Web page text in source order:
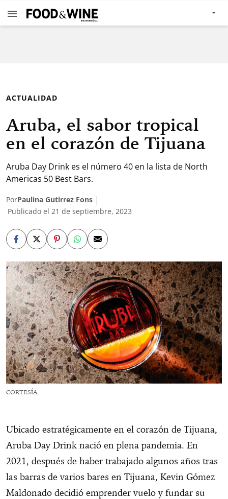
ACTUALIDAD
Aruba, el sabor tropical
en el corazón de Tijuana
Aruba Day Drink es el número 40 en la lista de North
Americas 50 Best Bars.
PorPaulina Gutirrez Fons
Publicado el 21 de septiembre, 2023
CORTESÍA
Ubicado estratégicamente en el corazón de Tijuana,
Aruba Day Drink nació en plena pandemia. En
2021, después de haber trabajado algunos años tras
las barras de varios bares en Tijuana, Kevin Gómez
Maldonado decidió emprender vuelo y fundar su